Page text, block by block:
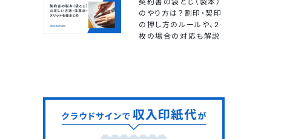
のやり方は？割印・契印
の押し方のルールや、2
枚の場合の対応も解説